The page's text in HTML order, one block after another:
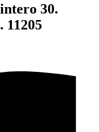
30.
11205